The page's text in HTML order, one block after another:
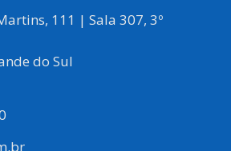
111 | Sala 307, 3º
do Sul